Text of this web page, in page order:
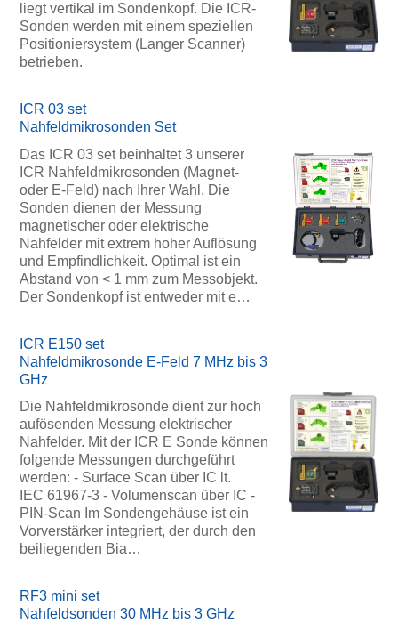
liegt vertikal im Sondenkopf. Die ICR-
Sonden werden mit einem speziellen
Positioniersystem (Langer Scanner)
betrieben.
ICR 03 set
Nahfeldmikrosonden Set
Das ICR 03 set beinhaltet 3 unserer
ICR Nahfeldmikrosonden (Magnet-
oder E-Feld) nach Ihrer Wahl. Die
Sonden dienen der Messung
magnetischer oder elektrische
Nahfelder mit extrem hoher Auflösung
und Empfindlichkeit. Optimal ist ein
Abstand von < 1 mm zum Messobjekt.
Der Sondenkopf ist entweder mit e…
ICR E150 set
Nahfeldmikrosonde E-Feld 7 MHz bis 3
GHz
Die Nahfeldmikrosonde dient zur hoch
aufösenden Messung elektrischer
Nahfelder. Mit der ICR E Sonde können
folgende Messungen durchgeführt
werden: - Surface Scan über IC lt.
IEC 61967-3 - Volumenscan über IC -
PIN-Scan Im Sondengehäuse ist ein
Vorverstärker integriert, der durch den
beiliegenden Bia…
RF3 mini set
Nahfeldsonden 30 MHz bis 3 GHz